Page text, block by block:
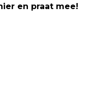
en praat mee!